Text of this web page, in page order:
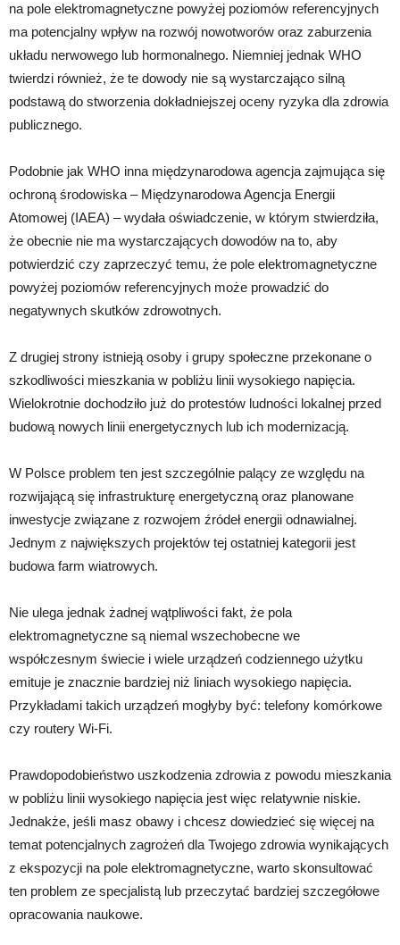
na pole elektromagnetyczne powyżej poziomów referencyjnych
ma potencjalny wpływ na rozwój nowotworów oraz zaburzenia
układu nerwowego lub hormonalnego. Niemniej jednak WHO
twierdzi również, że te dowody nie są wystarczająco silną
podstawą do stworzenia dokładniejszej oceny ryzyka dla zdrowia
publicznego.
Podobnie jak WHO inna międzynarodowa agencja zajmująca się
ochroną środowiska – Międzynarodowa Agencja Energii
Atomowej (IAEA) – wydała oświadczenie, w którym stwierdziła,
że obecnie nie ma wystarczających dowodów na to, aby
potwierdzić czy zaprzeczyć temu, że pole elektromagnetyczne
powyżej poziomów referencyjnych może prowadzić do
negatywnych skutków zdrowotnych.
Z drugiej strony istnieją osoby i grupy społeczne przekonane o
szkodliwości mieszkania w pobliżu linii wysokiego napięcia.
Wielokrotnie dochodziło już do protestów ludności lokalnej przed
budową nowych linii energetycznych lub ich modernizacją.
W Polsce problem ten jest szczególnie palący ze względu na
rozwijającą się infrastrukturę energetyczną oraz planowane
inwestycje związane z rozwojem źródeł energii odnawialnej.
Jednym z największych projektów tej ostatniej kategorii jest
budowa farm wiatrowych.
Nie ulega jednak żadnej wątpliwości fakt, że pola
elektromagnetyczne są niemal wszechobecne we
współczesnym świecie i wiele urządzeń codziennego użytku
emituje je znacznie bardziej niż liniach wysokiego napięcia.
Przykładami takich urządzeń mogłyby być: telefony komórkowe
czy routery Wi-Fi.
Prawdopodobieństwo uszkodzenia zdrowia z powodu mieszkania
w pobliżu linii wysokiego napięcia jest więc relatywnie niskie.
Jednakże, jeśli masz obawy i chcesz dowiedzieć się więcej na
temat potencjalnych zagrożeń dla Twojego zdrowia wynikających
z ekspozycji na pole elektromagnetyczne, warto skonsultować
ten problem ze specjalistą lub przeczytać bardziej szczegółowe
opracowania naukowe.